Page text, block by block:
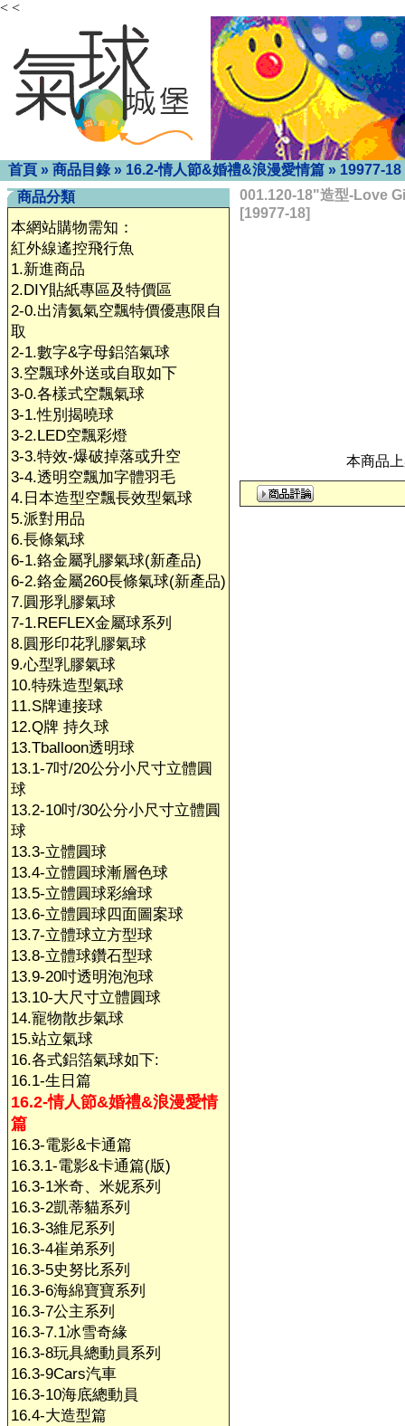
< <
首頁 » 商品目錄 » 16.2-情人節&婚禮&浪漫愛情篇 » 19977-18
商品分類
本網站購物需知：
紅外線遙控飛行魚
1.新進商品
2.DIY貼紙專區及特價區
2-0.出清氦氣空飄特價優惠限自
取
2-1.數字&字母鋁箔氣球
3.空飄球外送或自取如下
3-0.各樣式空飄氣球
3-1.性別揭曉球
3-2.LED空飄彩燈
3-3.特效-爆破掉落或升空
3-4.透明空飄加字體羽毛
4.日本造型空飄長效型氣球
5.派對用品
6.長條氣球
6-1.鉻金屬乳膠氣球(新產品)
6-2.鉻金屬260長條氣球(新產品)
7.圓形乳膠氣球
7-1.REFLEX金屬球系列
8.圓形印花乳膠氣球
9.心型乳膠氣球
10.特殊造型氣球
11.S牌連接球
12.Q牌 持久球
13.Tballoon透明球
13.1-7吋/20公分小尺寸立體圓
球
13.2-10吋/30公分小尺寸立體圓
球
13.3-立體圓球
13.4-立體圓球漸層色球
13.5-立體圓球彩繪球
13.6-立體圓球四面圖案球
13.7-立體球立方型球
13.8-立體球鑽石型球
13.9-20吋透明泡泡球
13.10-大尺寸立體圓球
14.寵物散步氣球
15.站立氣球
16.各式鋁箔氣球如下:
16.1-生日篇
16.2-情人節&婚禮&浪漫愛情
篇
16.3-電影&卡通篇
16.3.1-電影&卡通篇(版)
16.3-1米奇、米妮系列
16.3-2凱蒂貓系列
16.3-3維尼系列
16.3-4崔弟系列
16.3-5史努比系列
16.3-6海綿寶寶系列
16.3-7公主系列
16.3-7.1冰雪奇緣
16.3-8玩具總動員系列
16.3-9Cars汽車
16.3-10海底總動員
16.4-大造型篇
001.120-18"造型-Love
[19977-18]
本商品